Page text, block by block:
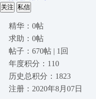
关注 私信
精华：0帖
求助：0帖
帖子：670帖 | 1回
年度积分：110
历史总积分：1823
注册：2020年8月07日